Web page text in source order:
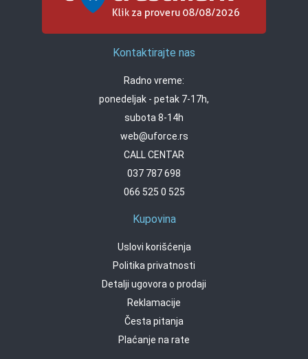
Kontaktirajte nas
Radno vreme:
ponedeljak - petak 7-17h,
subota 8-14h
web@uforce.rs
CALL CENTAR
037 787 698
066 525 0 525
Kupovina
Uslovi korišćenja
Politika privatnosti
Detalji ugovora o prodaji
Reklamacije
Česta pitanja
Plaćanje na rate